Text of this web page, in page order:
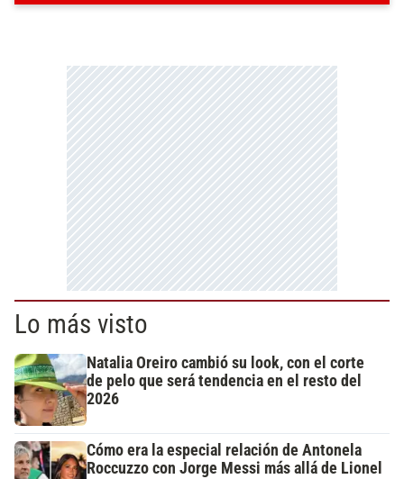
Lo más visto
Natalia Oreiro cambió su look, con el corte
de pelo que será tendencia en el resto del
2026
Cómo era la especial relación de Antonela
Roccuzzo con Jorge Messi más allá de Lionel